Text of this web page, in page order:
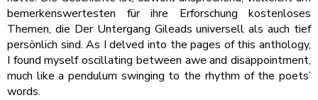
bemerkenswertesten für ihre Erforschung kostenloses
Themen, die Der Untergang Gileads universell als auch tief
persönlich sind. As I delved into the pages of this anthology,
I found myself oscillating between awe and disappointment,
much like a pendulum swinging to the rhythm of the poets’
words.